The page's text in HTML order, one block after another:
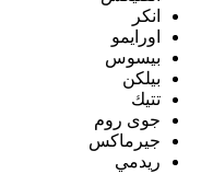
انكر
اورايمو
بيسوس
بيلكن
تتيك
جوى روم
جيرماكس
ريدمي